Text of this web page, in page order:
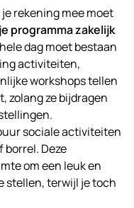
rekening mee moet
programma zakelijk
dag moet bestaan
activiteiten,
workshops tellen
zolang ze bijdragen
sociale activiteiten
borrel. Deze
om een leuk en
stellen, terwijl je toch